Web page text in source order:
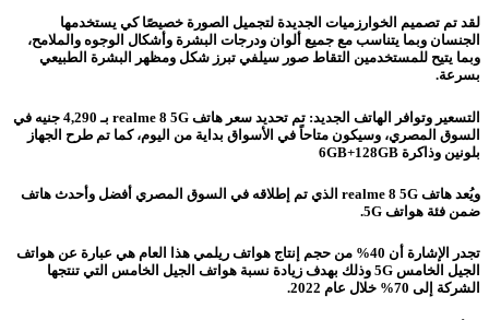
لقد تم تصميم الخوارزميات الجديدة لتجميل الصورة خصيصًا كي يستخدمها
الجنسان وبما يتناسب مع جميع ألوان ودرجات البشرة وأشكال الوجوه والملامح،
وبما يتيح للمستخدمين التقاط صور سيلفي تبرز شكل ومظهر البشرة الطبيعي
بسرعة.
التسعير وتوافر الهاتف الجديد: تم تحديد سعر هاتف realme 8 5G بـ 4,290 جنيه في
السوق المصري، وسيكون متاحاً في الأسواق بداية من اليوم، كما تم طرح الجهاز
بلونين وذاكرة 6GB+128GB
ويُعد هاتف realme 8 5G الذي تم إطلاقه في السوق المصري أفضل وأحدث هاتف
ضمن فئة هواتف 5G.
تجدر الإشارة أن 40% من حجم إنتاج هواتف ريلمي هذا العام هي عبارة عن هواتف
الجيل الخامس 5G وذلك بهدف زيادة نسبة هواتف الجيل الخامس التي تنتجها
الشركة إلى 70% خلال عام 2022.